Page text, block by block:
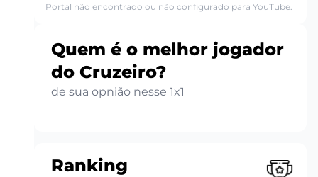
Portal não encontrado ou não configurado para YouTube.
Quem é o melhor jogador
do Cruzeiro?
de sua opnião nesse 1x1
Ranking